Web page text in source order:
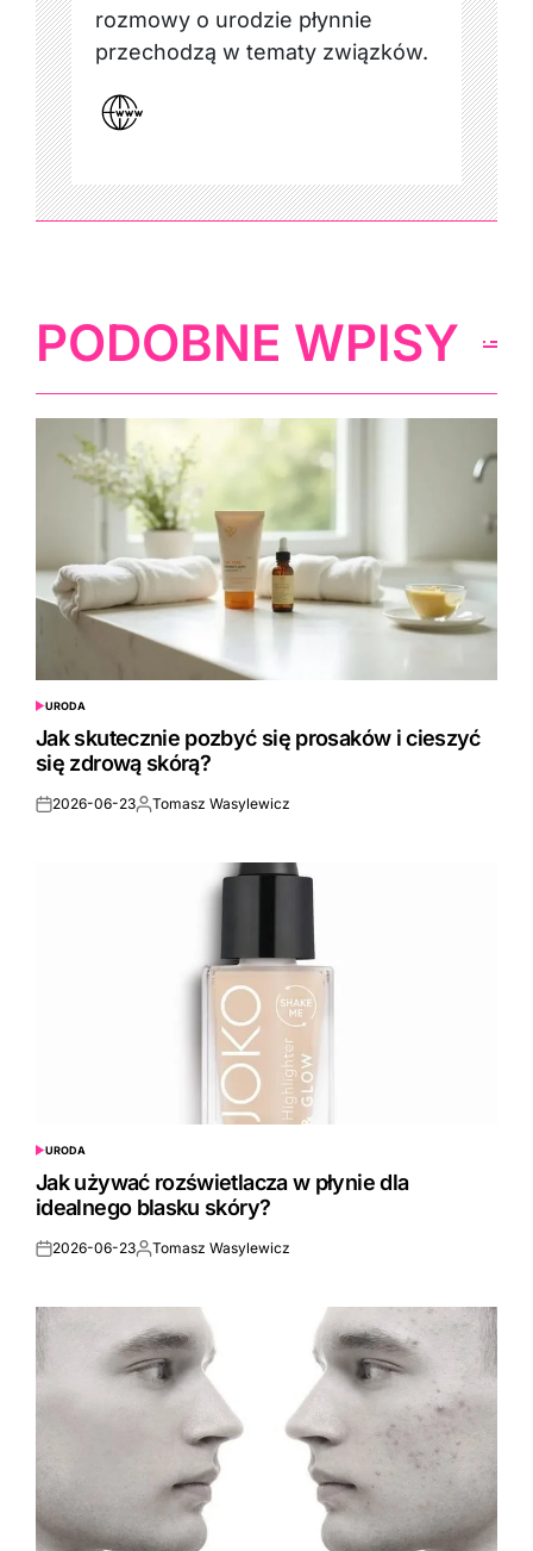
rozmowy o urodzie płynnie
przechodzą w tematy związków.
PODOBNE WPISY
POSTED
IN
URODA
Jak skutecznie pozbyć się prosaków i cieszyć
się zdrową skórą?
Posted
2026-06-23Posted
Tomasz Wasylewicz
POSTED
IN
URODA
Jak używać rozświetlacza w płynie dla
idealnego blasku skóry?
Posted
2026-06-23Posted
Tomasz Wasylewicz